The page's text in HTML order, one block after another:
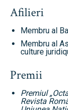
Afilieri
Membru al
Membru al
culture
Premii
Premiul
Revista